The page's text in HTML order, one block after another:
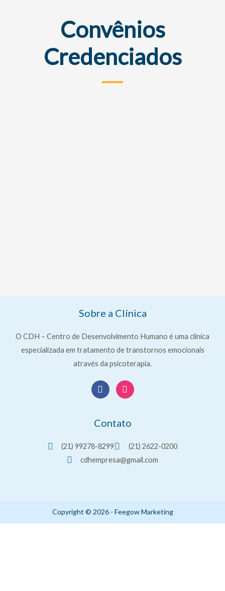
Convênios
Credenciados
Sobre a Clínica
O CDH – Centro de Desenvolvimento Humano é uma clinica
especializada em tratamento de transtornos emocionais
através da psicoterapia.
F
a
b
o
k
I
n
a
g
m
Contato
(21) 99278-8299
(21) 2622-0200
cdhempresa@gmail.com
Copyright © 2026 - Feegow Marketing